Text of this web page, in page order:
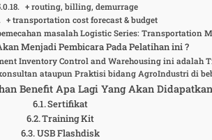
+ routing, billing, demurrage
+ transportation cost forecast & budget
masalah Logistic Series: Transportation
Menjadi Pembicara Pada Pelatihan ini ?
Inventory Control and Warehousing ini adalah
ataupun Praktisi bidang AgroIndustri di
Benefit Apa Lagi Yang Akan Didapatkan
Sertifikat
Training Kit
USB Flashdisk